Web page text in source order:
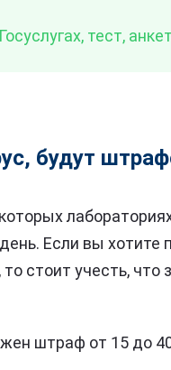
тест,
будут
Если вы хотите
стоит учесть, что
штраф от 15 до